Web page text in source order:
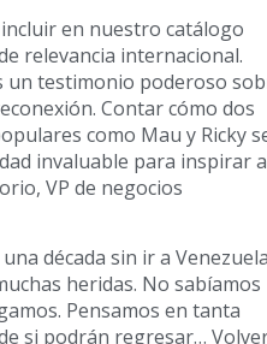
en nuestro catálogo
relevancia internacional.
un testimonio poderoso
Contar cómo dos
como Mau y Ricky
invaluable para inspirar a
VP de negocios
década sin ir a Venezuela
heridas. No sabíamos
Pensamos en tanta
si podrán regresar…